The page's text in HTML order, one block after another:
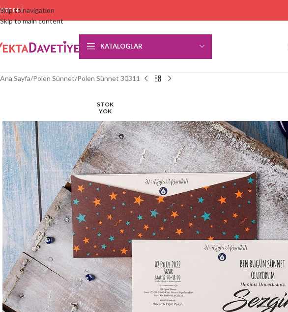
Skip to navigation
Skip to main content
SITE DILI
KATALOGLAR
Ana Sayfa Polen Sünnet Polen Sünnet 30311
STOK
YOK